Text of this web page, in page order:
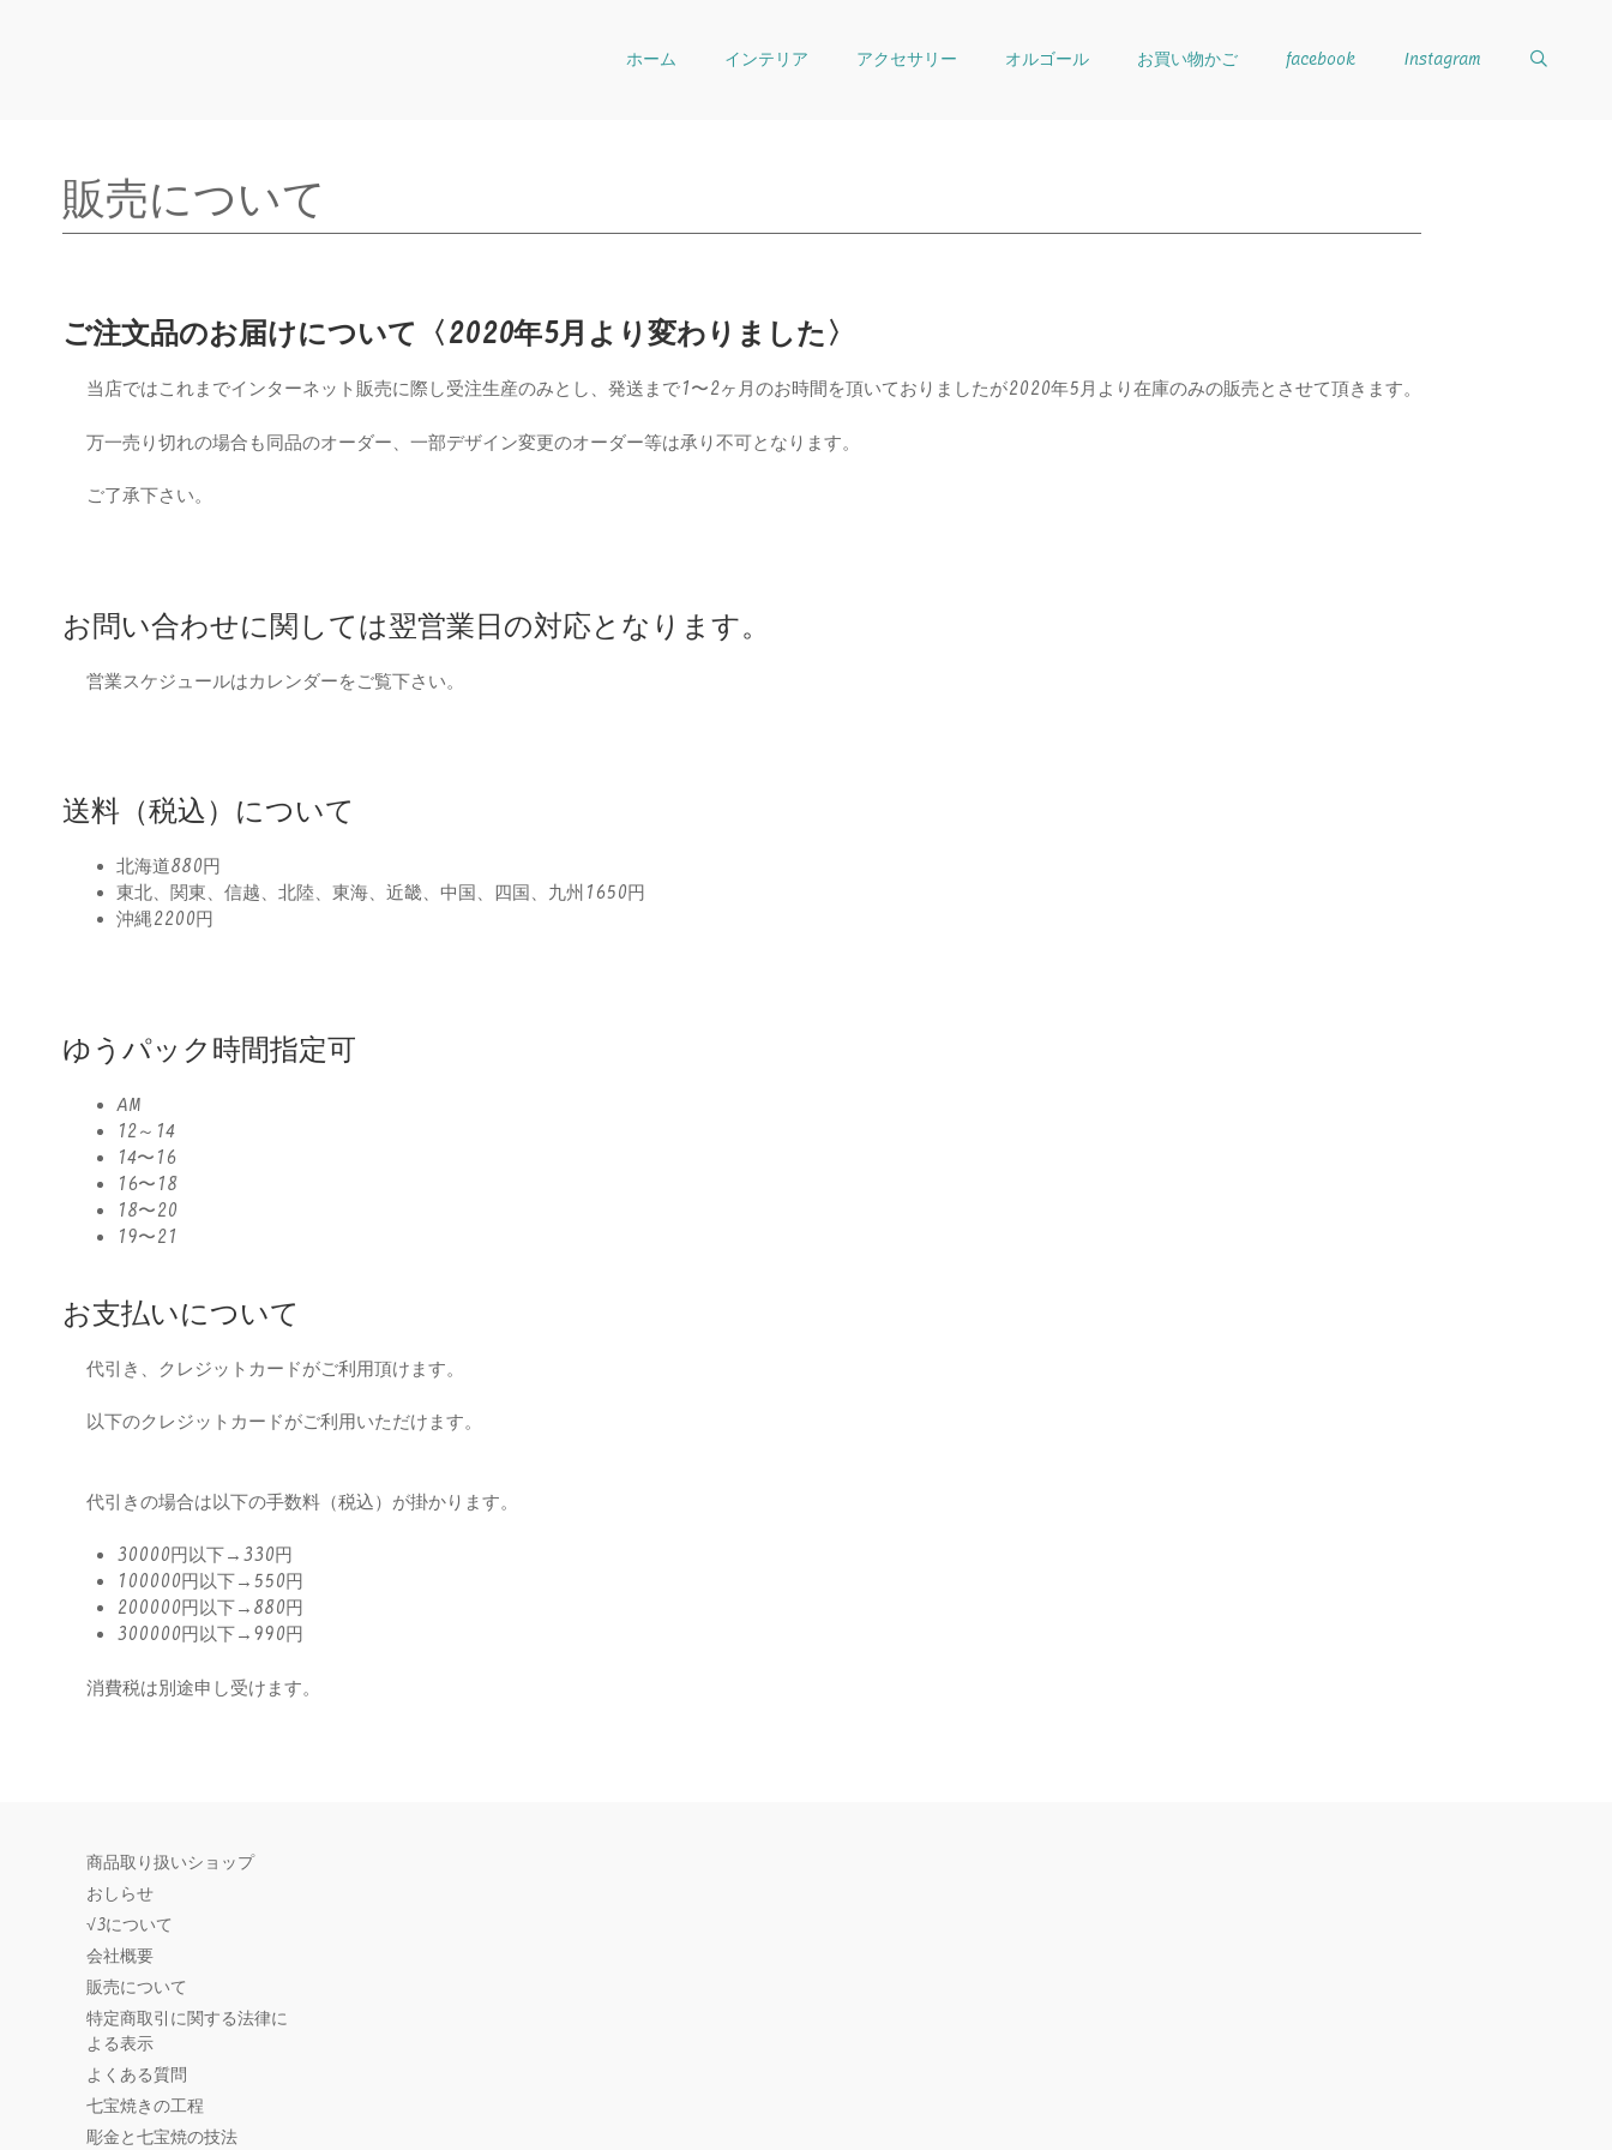
ホーム インテリア アクセサリー オルゴール お買い物かご facebook Instagram
販売について
ご注文品のお届けについて〈2020年5月より変わりました〉
当店ではこれまでインターネット販売に際し受注生産のみとし、発送まで1〜2ヶ月のお時間を頂いておりましたが2020年5月より在庫のみの販売とさせて頂きます。
万一売り切れの場合も同品のオーダー、一部デザイン変更のオーダー等は承り不可となります。
ご了承下さい。
お問い合わせに関しては翌営業日の対応となります。
営業スケジュールはカレンダーをご覧下さい。
送料（税込）について
北海道880円
東北、関東、信越、北陸、東海、近畿、中国、四国、九州1650円
沖縄2200円
ゆうパック時間指定可
AM
12～14
14〜16
16〜18
18〜20
19〜21
お支払いについて
代引き、クレジットカードがご利用頂けます。
以下のクレジットカードがご利用いただけます。
代引きの場合は以下の手数料（税込）が掛かります。
30000円以下→330円
100000円以下→550円
200000円以下→880円
300000円以下→990円
消費税は別途申し受けます。
商品取り扱いショップ
おしらせ
√3について
会社概要
販売について
特定商取引に関する法律に
よる表示
よくある質問
七宝焼きの工程
彫金と七宝焼の技法